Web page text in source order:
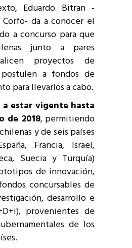
Eduardo Bitran -
da a conocer el
a concurso para que
junto a pares
proyectos de
a fondos de
para llevarlos a cabo.
a estar vigente hasta
de 2018, permitiendo
y de seis países
Francia, Israel,
Suecia y Turquía)
de innovación,
concursables de
desarrollo e
provenientes de
de los